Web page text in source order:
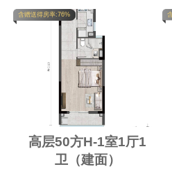
含赠送得房率:76%
高层50方H-1室1厅1
卫（建面）